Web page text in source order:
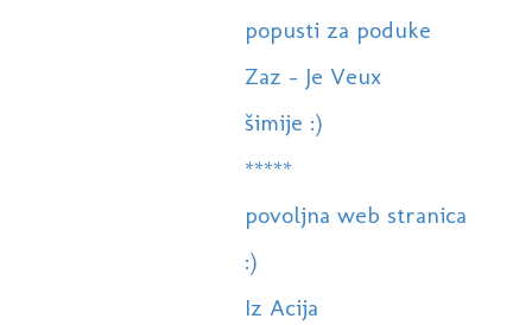
popusti za poduke
Zaz - Je Veux
šimije :)
*****
povoljna web stranica
:)
Iz Acija